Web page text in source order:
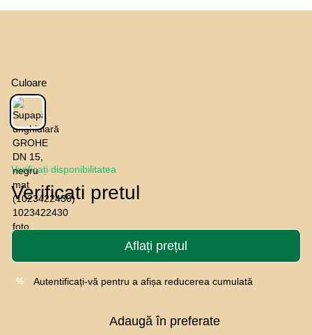
Culoare
Verificați disponibilitatea
Verificati pretul
Aflați prețul
% Autentificați-vă pentru a afișa reducerea cumulată
Adaugă în preferate